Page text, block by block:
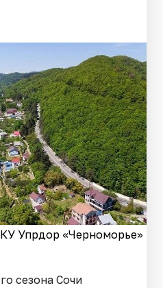
Упрдор «Черноморье»
сезона Сочи